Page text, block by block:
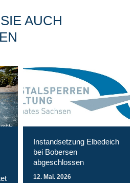
AUCH
Instandsetzung Elbedeich
bei Bobersen
abgeschlossen
12. Mai. 2026